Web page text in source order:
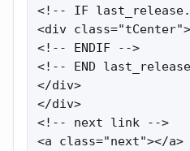
<!-- IF
<div
<!-- ENDIF -->
<!-- END
</div>
</div>
<!-- next link -->
<a class="next"></a>